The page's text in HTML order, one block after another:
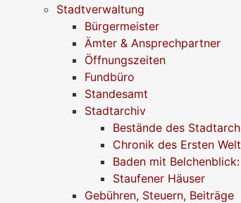
Stadtverwaltung
Bürgermeister
Ämter & Ansprechpartner
Öffnungszeiten
Fundbüro
Standesamt
Stadtarchiv
Bestände des
Chronik des Ersten
Baden mit
Staufener Häuser
Gebühren, Steuern, Beiträge